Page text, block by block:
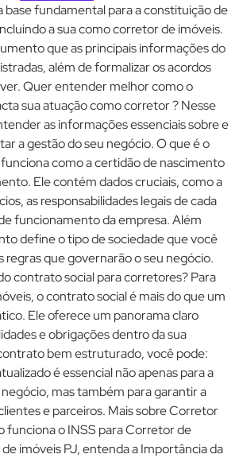
base fundamental para a constituição de
a sua como corretor de imóveis.
que as principais informações do
além de formalizar os acordos
Quer entender melhor como o
sua atuação como corretor ? Nesse
as informações essenciais sobre e
a gestão do seu negócio. O que é o
como a certidão de nascimento
Ele contém dados cruciais, como a
as responsabilidades legais de cada
funcionamento da empresa. Além
define o tipo de sociedade que você
regras que governarão o seu negócio.
contrato social para corretores? Para
o contrato social é mais do que um
Ele oferece um panorama claro
e obrigações dentro da sua
bem estruturado, você pode:
é essencial não apenas para a
mas também para garantir a
e parceiros. Mais sobre Corretor
funciona o INSS para Corretor de
imóveis PJ, entenda a Importância da